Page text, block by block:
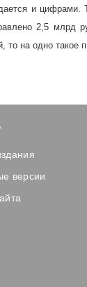
и цифрами.
2,5 млрд
на одно такое
версии